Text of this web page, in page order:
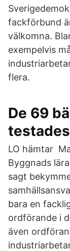
fackförbund
välkomna.
exempelvis
flera.
De 69
LO hämtar
Byggnads
sagt
bara en
ordförande i
även